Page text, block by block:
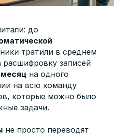
до
тратили в среднем
записей
месяц на одного
на всю команду
которые можно было
задачи.
не просто переводят